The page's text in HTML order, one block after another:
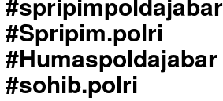
#Spripim.polri
#Humaspoldajabar
#sohib.polri